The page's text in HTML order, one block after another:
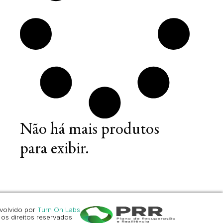
Não há mais produtos
para exibir.
por Turn On Labs
direitos reservados